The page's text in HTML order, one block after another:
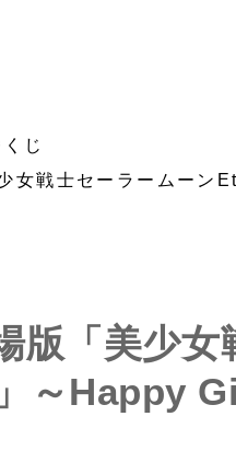
じ
女戦士セーラームー
版「美少女
～Happy